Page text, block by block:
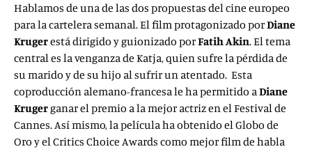
Hablamos de una de las dos propuestas del cine europeo
para la cartelera semanal. El film protagonizado porDiane
Krugerestá dirigido y guionizado porFatih Akin. El tema
central es la venganza de Katja, quien sufre la pérdida de
su marido y de su hijo al sufrir un atentado. Esta
coproducción alemano-francesa le ha permitido aDiane
Kruger ganar el premio a la mejor actriz en el Festival de
Cannes. Así mismo, la película ha obtenido el Globo de
Oro y el Critics Choice Awards como mejor film de habla